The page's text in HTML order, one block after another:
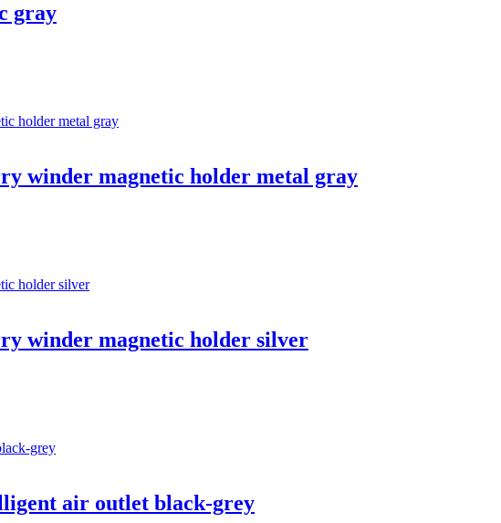
gray
winder magnetic holder metal gray
winder magnetic holder silver
air outlet black-grey